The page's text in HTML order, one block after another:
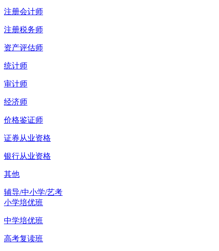
注册会计师
注册税务师
资产评估师
统计师
审计师
经济师
价格鉴证师
证券从业资格
银行从业资格
其他
辅导/中小学/艺考
小学培优班
中学培优班
高考复读班